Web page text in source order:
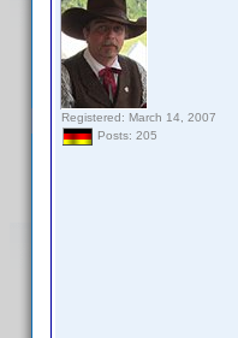
Registered: March 14, 2007
Posts: 205